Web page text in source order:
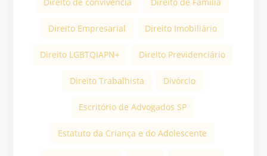
Direito Empresarial Direito Imobiliário
Direito LGBTQIAPN+ Direito Previdenciário
Direito Trabalhista Divórcio
Escritório de Advogados SP
Estatuto da Criança e do Adolescente